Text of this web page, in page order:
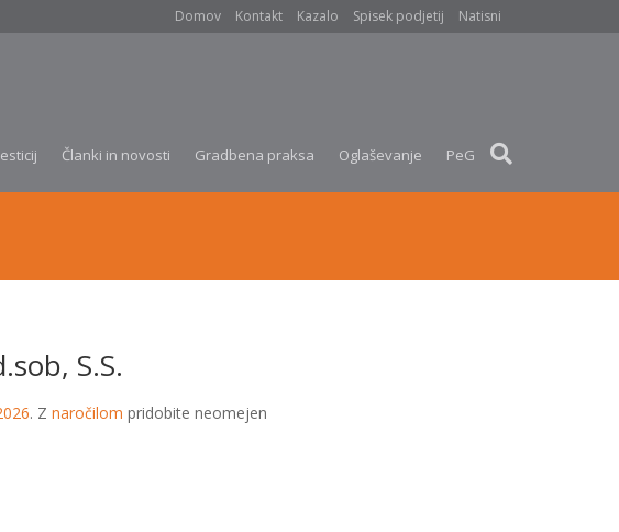
Domov Kontakt Kazalo Spisek podjetij Natisni
Članki in novosti Gradbena praksa Oglaševanje PeG
S.S.
. Z naročilom pridobite neomejen